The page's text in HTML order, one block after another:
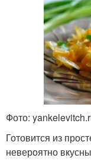
Фото:
Готовится из
невероятно